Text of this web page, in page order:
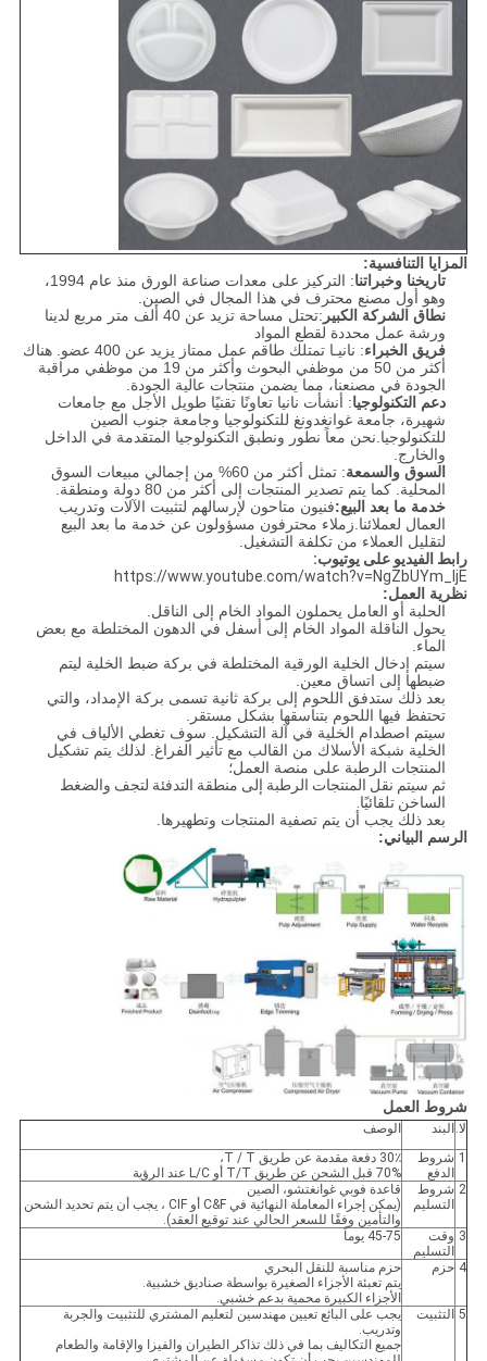
المزايا التنافسية:
تاريخنا وخبراتنا
: التركيز على معدات صناعة الورق منذ عام 1994،
وهو أول مصنع محترف في هذا المجال في الصين.
نطاق الشركة الكبير
:تحتل مساحة تزيد عن 40 ألف متر مربع لدينا
ورشة عمل محددة لقطع المواد
فريق الخبراء
: نانيـا تمتلك طاقم عمل ممتاز يزيد عن 400 عضو. هناك
أكثر من 50 من موظفي البحوث وأكثر من 19 من موظفي مراقبة
الجودة في مصنعنا، مما يضمن منتجات عالية الجودة.
دعم التكنولوجيا: أنشأت نانيا تعاونًا تقنيًا طويل الأجل مع جامعات
شهيرة، جامعة غوانغدونغ للتكنولوجيا وجامعة جنوب الصين
للتكنولوجيا.نحن معاً نطور ونطبق التكنولوجيا المتقدمة في الداخل
والخارج.
السوق والسمعة
: تمثل أكثر من 60% من إجمالي مبيعات السوق
المحلية. كما يتم تصدير المنتجات إلى أكثر من 80 دولة ومنطقة.
خدمة ما بعد البيع:فنيون متاحون لإرسالهم لتثبيت الآلات وتدريب
العمال لعملائنا.زملاء محترفون مسؤولون عن خدمة ما بعد البيع
لتقليل العملاء من تكلفة التشغيل.
رابط الفيديو على يوتيوب:
https://www.youtube.com/watch?v=NgZbUYm_IjE
نظرية العمل:
الحلبة أو العامل يحملون المواد الخام إلى الناقل.
يحول الناقلة المواد الخام إلى أسفل في الدهون المختلطة مع بعض
الماء.
سيتم إدخال الخلية الورقية المختلطة في بركة ضبط الخلية ليتم
ضبطها إلى اتساق معين.
بعد ذلك ستدفق اللحوم إلى بركة ثانية تسمى بركة الإمداد، والتي
تحتفظ فيها اللحوم بتناسقها بشكل مستقر.
سيتم اصطدام الخلية في آلة التشكيل. سوف تغطي الألياف في
الخلية شبكة الأسلاك من القالب مع تأثير الفراغ. لذلك يتم تشكيل
المنتجات الرطبة على منصة العمل؛
ثم سيتم نقل المنتجات الرطبة إلى منطقة التدفئة لتجف والضغط
الساخن تلقائيًا.
بعد ذلك يجب أن يتم تصفية المنتجات وتطهيرها.
الرسم البياني:
شروط العمل
لا. البند
الوصف
1 شروط
الدفع
30٪ دفعة مقدمة عن طريق T / T،
70% قبل الشحن عن طريق T/T أو L/C عند الرؤية
2 شروط
التسليم
قاعدة فوبي غوانغتشو، الصين
(يمكن إجراء المعاملة النهائية في C&F أو CIF ، يجب أن يتم تحديد الشحن
والتأمين وفقًا للسعر الحالي عند توقيع العقد).
3 وقت
التسليم
45-75 يوماً
4 حزم
حزم مناسبة للنقل البحري
يتم تعبئة الأجزاء الصغيرة بواسطة صناديق خشبية.
الأجزاء الكبيرة محمية بدعم خشبي.
5 التثبيت
يجب على البائع تعيين مهندسين لتعليم المشتري للتثبيت والجربة
وتدريب.
جميع التكاليف بما في ذلك تذاكر الطيران والفيزا والإقامة والطعام